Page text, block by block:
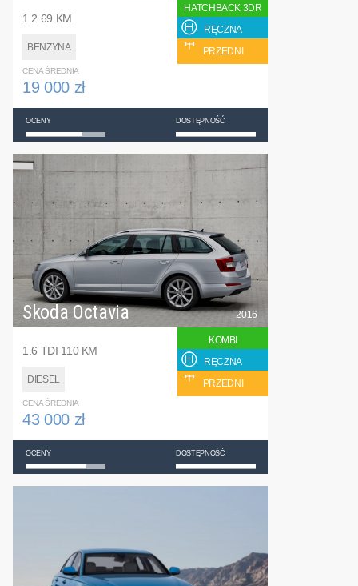
1.2 69 KM
BENZYNA
HATCHBACK 3DR
RĘCZNA
PRZEDNI
CENA ŚREDNIA
19 000 zł
OCENY DOSTĘPNOŚĆ
Skoda Octavia
1.6 TDI 110 KM
DIESEL
2016
KOMBI
RĘCZNA
PRZEDNI
CENA ŚREDNIA
43 000 zł
OCENY DOSTĘPNOŚĆ